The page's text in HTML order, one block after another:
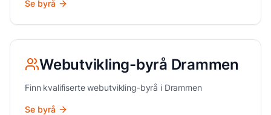
Se byrå
Webutvikling-byrå Drammen
Finn kvalifisertewebutvikling-byrå i Drammen
Se byrå